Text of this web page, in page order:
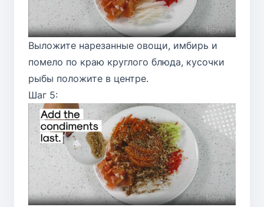
Выложите нарезанные овощи, имбирь и
помело по краю круглого блюда, кусочки
рыбы положите в центре.
Шаг 5: